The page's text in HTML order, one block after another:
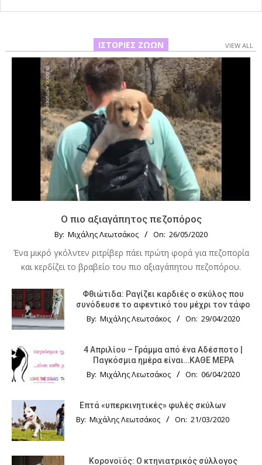
ΙΣΤΟΡΊΕΣ ΖΏΩΝ VIEW ALL
Ο πιο αξιαγάπητος πεζοπόρος
By: Μιχάλης Λεωτσάκος On: 26/05/2020
Ένα μικρό γκόλντεν ριτρίβερ πάει πρώτη φορά για πεζοπορία
και κερδίζει το βραβείο του πιο αξιαγάπητου πεζοπόρου.
Φθιώτιδα: Ραγίζει καρδιές ο σκύλος που
συνόδευσε το αφεντικό του μέχρι τον τάφο
By: Μιχάλης Λεωτσάκος On: 29/04/2020
4 Απριλίου – Γράμμα από ένα Αδέσποτο |
Παγκόσμια ημέρα είναι…ΚΑΘΕ ΜΕΡΑ
By: Μιχάλης Λεωτσάκος On: 06/04/2020
Επτά «υπερκινητικές» φυλές σκύλων
By: Μιχάλης Λεωτσάκος On: 21/03/2020
Κορονοϊός: Ο κτηνιατρικός σύλλογος